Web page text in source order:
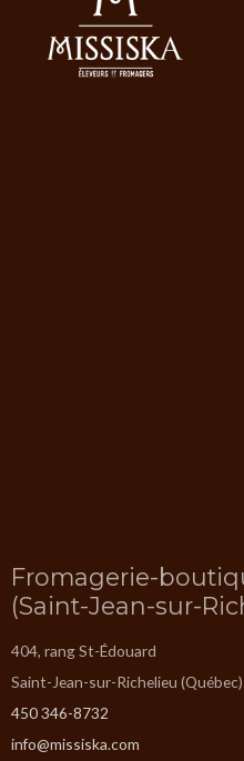
Fromagerie-
(Saint-Jean-sur-
404, rang St-Édouard
Saint-Jean-sur-Richelieu
450 346-8732
info@missiska.com